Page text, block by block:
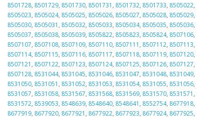
8501728, 8501729, 8501730, 8501731 , 8501732, 8501733, 8505022,
8505023, 8505024, 8505025, 8505026, 8505027, 8505028, 8505029,
8505030, 8505031 , 8505032, 8505033, 8505034, 8505035, 8505036,
8505037, 8505038, 8505039, 8505822, 8505823, 8505824, 8507106,
8507107, 8507108, 8507109, 8507110, 8507111 , 8507112, 8507113,
8507114, 8507115, 8507116, 8507117, 8507118, 8507119, 8507120,
8507121 , 8507122, 8507123, 8507124, 8507125, 8507126, 8507127,
8507128, 8531044, 8531045, 8531046, 8531047, 8531048, 8531049,
8531050, 8531051 , 8531052, 8531053, 8531054, 8531055, 8531056,
8531057, 8531058, 8531567, 8531568, 8531569, 8531570, 8531571 ,
8531572, 8539053, 8548639, 8548640, 8548641 , 8552754, 8677918,
8677919, 8677920, 8677921 , 8677922, 8677923, 8677924, 8677925,